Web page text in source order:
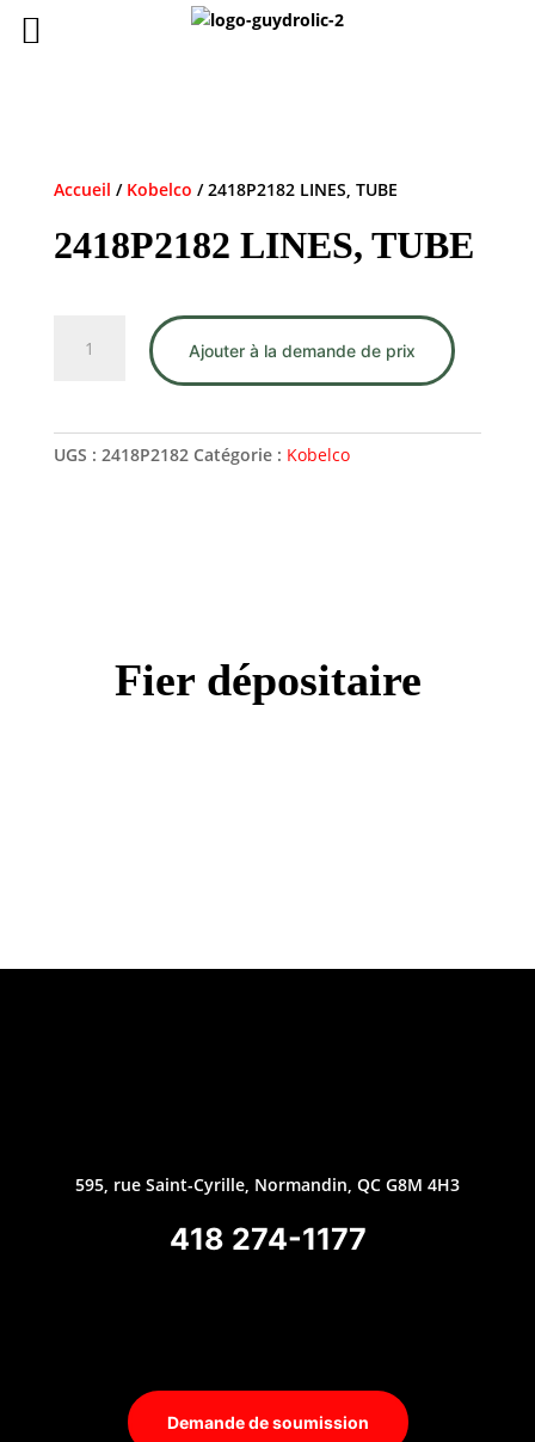
Accueil / Kobelco / 2418P2182 LINES, TUBE
2418P2182 LINES, TUBE
Ajouter à la demande de prix
UGS : 2418P2182 Catégorie : Kobelco
Fier dépositaire
595, rue Saint-Cyrille, Normandin, QC G8M 4H3
418 274-1177
Demande de soumission